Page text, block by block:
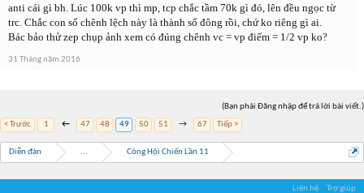
anti cái gì bh. Lúc 100k vp thì mp, tcp chắc tầm 70k gì đó, lên đều ngọc từ
trc. Chắc con số chênh lệch này là thành số đông rồi, chứ ko riêng gì ai.
Bác bảo thử zep chụp ảnh xem có đúng chênh vc = vp điểm = 1/2 vp ko?
31 Tháng năm 2016
(Bạn phải Đăng nhập để trả lời bài viết.)
< Trước
1 ← 47 48 49 50 51 → 67 Tiếp >
Diễn đàn ... Công Hội Chiến Lần 11
Liên hệ Trợ giúp